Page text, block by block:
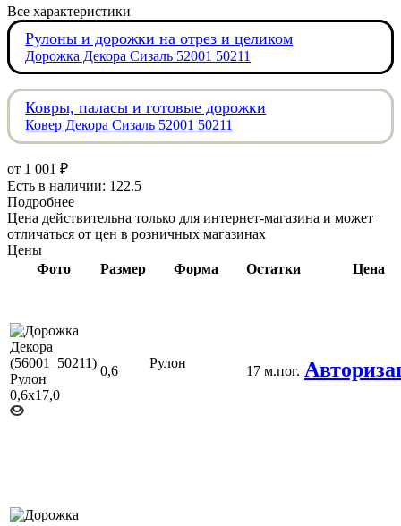
Все характеристики
Рулоны и дорожки на отрез и целиком
Дорожка Декора Сизаль 52001 50211
Ковры, паласы и готовые дорожки
Ковер Декора Сизаль 52001 50211
от 1 001 ₽
Есть в наличии: 122.5
Подробнее
Цена действительна только для интернет-магазина и может
отличаться от цен в розничных магазинах
Цены
Фото
Размер Форма Остатки Цена
0,6
Рулон
17 м.пог.